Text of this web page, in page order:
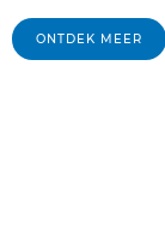
ONTDEK MEER